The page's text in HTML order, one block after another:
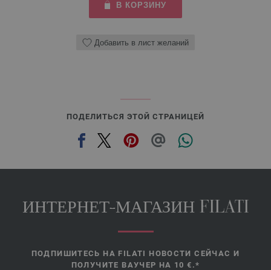
В КОРЗИНУ
Добавить в лист желаний
ПОДЕЛИТЬСЯ ЭТОЙ СТРАНИЦЕЙ
ИНТЕРНЕТ-МАГАЗИН FILATI
ПОДПИШИТЕСЬ НА FILATI НОВОСТИ СЕЙЧАС И
ПОЛУЧИТЕ ВАУЧЕР НА 10 €.*